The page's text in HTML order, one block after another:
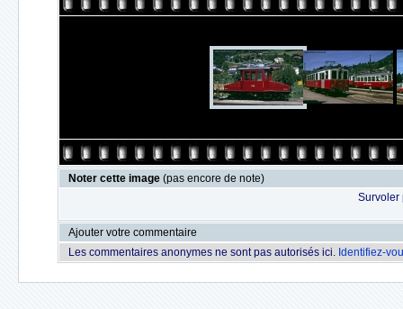
Noter cette image (pas encore de note)
Survoler
Ajouter votre commentaire
Les commentaires anonymes ne sont pas autorisés ici. Identifiez-